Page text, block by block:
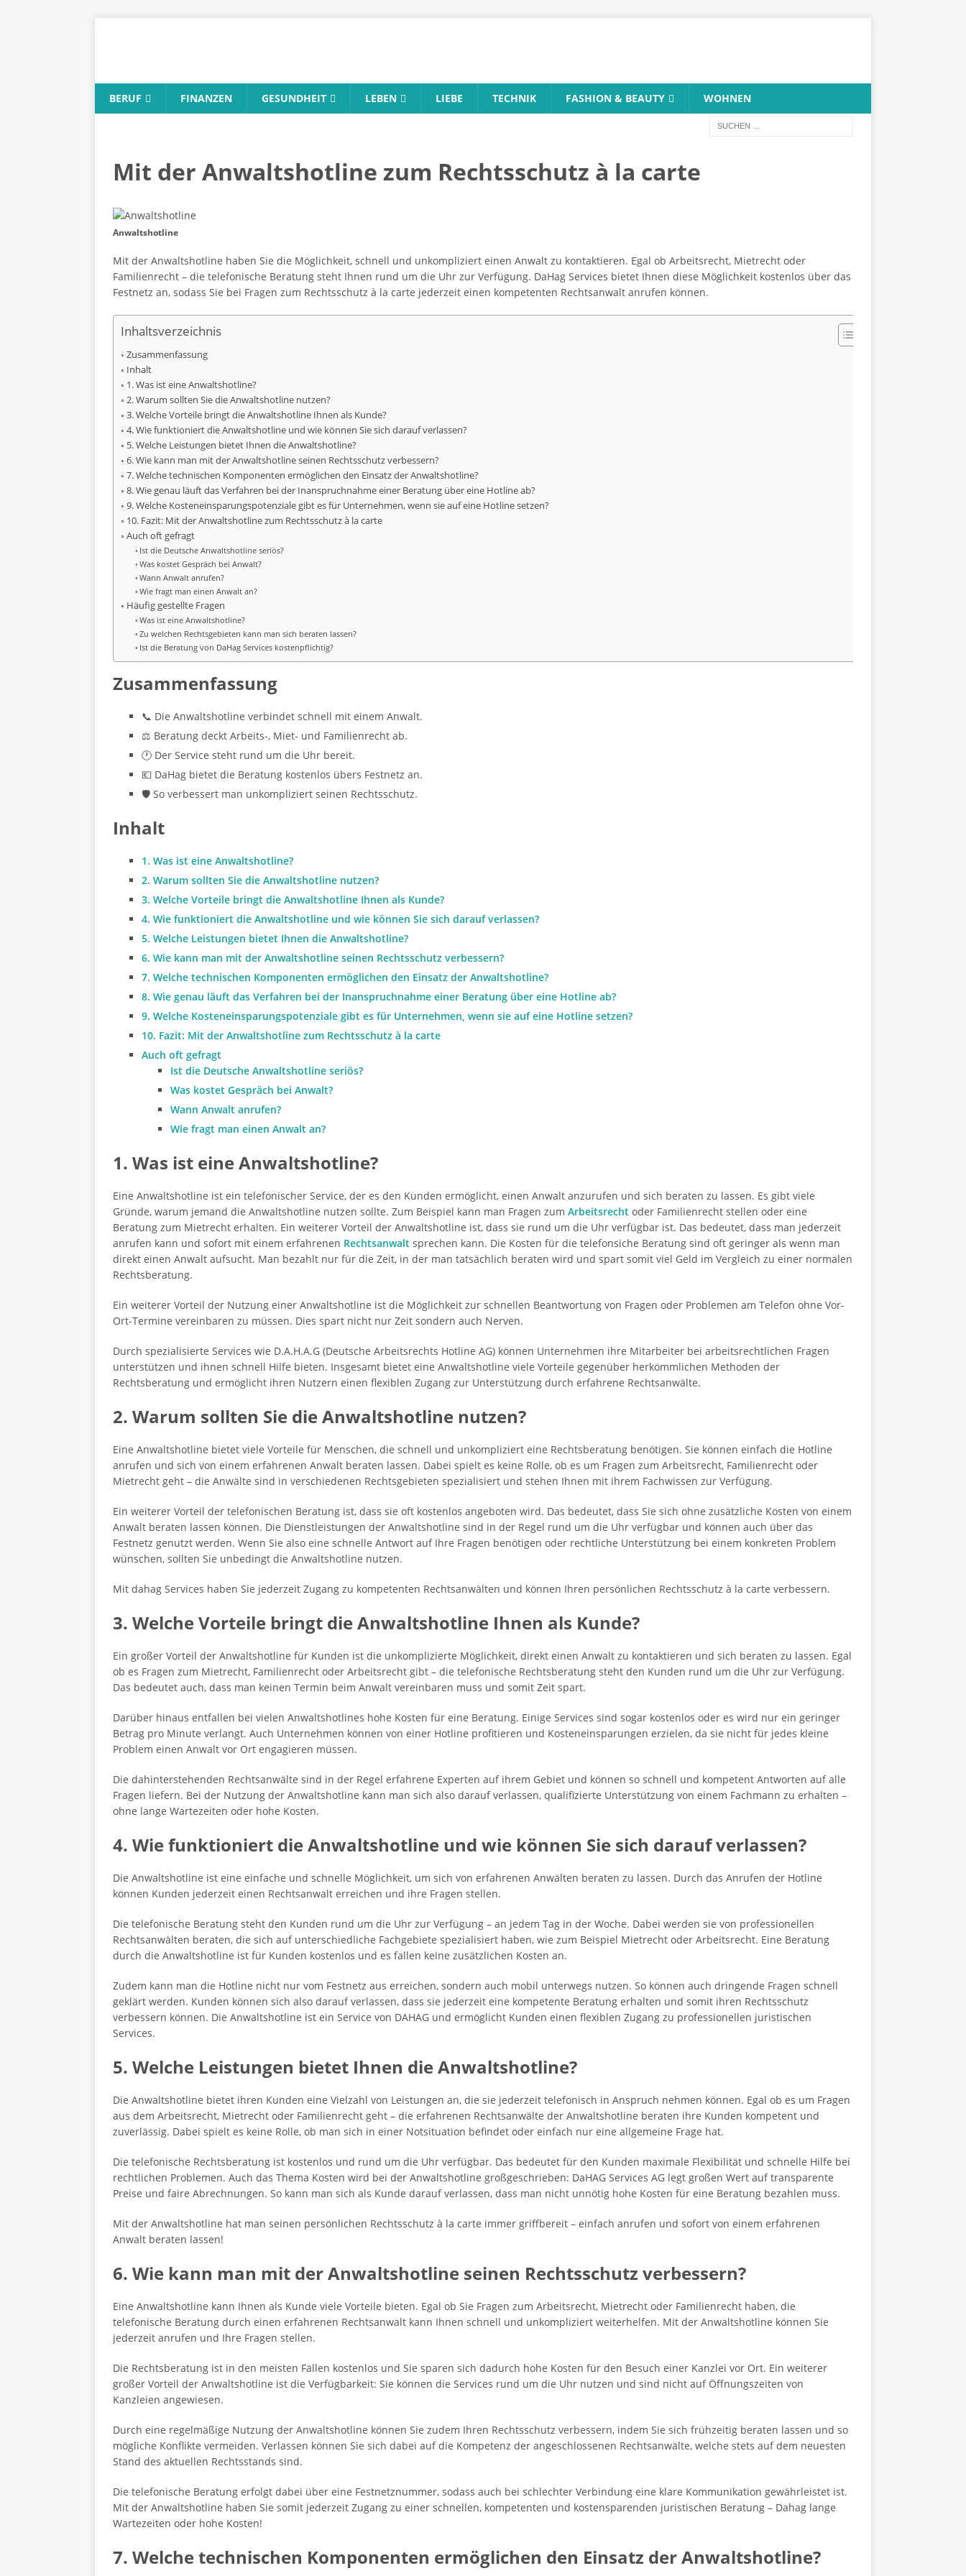
BERUF FINANZEN GESUNDHEIT LEBEN LIEBE TECHNIK FASHION & BEAUTY WOHNEN
Mit der Anwaltshotline zum Rechtsschutz à la carte
Anwaltshotline
Mit der Anwaltshotline haben Sie die Möglichkeit, schnell und unkompliziert einen Anwalt zu kontaktieren. Egal ob Arbeitsrecht, Mietrecht oder
Familienrecht – die telefonische Beratung steht Ihnen rund um die Uhr zur Verfügung. DaHag Services bietet Ihnen diese Möglichkeit kostenlos über das
Festnetz an, sodass Sie bei Fragen zum Rechtsschutz à la carte jederzeit einen kompetenten Rechtsanwalt anrufen können.
Inhaltsverzeichnis
Zusammenfassung
Inhalt
1. Was ist eine Anwaltshotline?
2. Warum sollten Sie die Anwaltshotline nutzen?
3. Welche Vorteile bringt die Anwaltshotline Ihnen als Kunde?
4. Wie funktioniert die Anwaltshotline und wie können Sie sich darauf verlassen?
5. Welche Leistungen bietet Ihnen die Anwaltshotline?
6. Wie kann man mit der Anwaltshotline seinen Rechtsschutz verbessern?
7. Welche technischen Komponenten ermöglichen den Einsatz der Anwaltshotline?
8. Wie genau läuft das Verfahren bei der Inanspruchnahme einer Beratung über eine Hotline ab?
9. Welche Kosteneinsparungspotenziale gibt es für Unternehmen, wenn sie auf eine Hotline setzen?
10. Fazit: Mit der Anwaltshotline zum Rechtsschutz à la carte
Auch oft gefragt
Ist die Deutsche Anwaltshotline seriös?
Was kostet Gespräch bei Anwalt?
Wann Anwalt anrufen?
Wie fragt man einen Anwalt an?
Häufig gestellte Fragen
Was ist eine Anwaltshotline?
Zu welchen Rechtsgebieten kann man sich beraten lassen?
Ist die Beratung von DaHag Services kostenpflichtig?
Zusammenfassung
📞 Die Anwaltshotline verbindet schnell mit einem Anwalt.
⚖️ Beratung deckt Arbeits-, Miet- und Familienrecht ab.
🕐 Der Service steht rund um die Uhr bereit.
💶 DaHag bietet die Beratung kostenlos übers Festnetz an.
🛡️ So verbessert man unkompliziert seinen Rechtsschutz.
Inhalt
1. Was ist eine Anwaltshotline?
2. Warum sollten Sie die Anwaltshotline nutzen?
3. Welche Vorteile bringt die Anwaltshotline Ihnen als Kunde?
4. Wie funktioniert die Anwaltshotline und wie können Sie sich darauf verlassen?
5. Welche Leistungen bietet Ihnen die Anwaltshotline?
6. Wie kann man mit der Anwaltshotline seinen Rechtsschutz verbessern?
7. Welche technischen Komponenten ermöglichen den Einsatz der Anwaltshotline?
8. Wie genau läuft das Verfahren bei der Inanspruchnahme einer Beratung über eine Hotline ab?
9. Welche Kosteneinsparungspotenziale gibt es für Unternehmen, wenn sie auf eine Hotline setzen?
10. Fazit: Mit der Anwaltshotline zum Rechtsschutz à la carte
Auch oft gefragt
Ist die Deutsche Anwaltshotline seriös?
Was kostet Gespräch bei Anwalt?
Wann Anwalt anrufen?
Wie fragt man einen Anwalt an?
1. Was ist eine Anwaltshotline?
Eine Anwaltshotline ist ein telefonischer Service, der es den Kunden ermöglicht, einen Anwalt anzurufen und sich beraten zu lassen. Es gibt viele
Gründe, warum jemand die Anwaltshotline nutzen sollte. Zum Beispiel kann man Fragen zum Arbeitsrecht oder Familienrecht stellen oder eine
Beratung zum Mietrecht erhalten. Ein weiterer Vorteil der Anwaltshotline ist, dass sie rund um die Uhr verfügbar ist. Das bedeutet, dass man jederzeit
anrufen kann und sofort mit einem erfahrenen Rechtsanwalt sprechen kann. Die Kosten für die telefonsiche Beratung sind oft geringer als wenn man
direkt einen Anwalt aufsucht. Man bezahlt nur für die Zeit, in der man tatsächlich beraten wird und spart somit viel Geld im Vergleich zu einer normalen
Rechtsberatung.
Ein weiterer Vorteil der Nutzung einer Anwaltshotline ist die Möglichkeit zur schnellen Beantwortung von Fragen oder Problemen am Telefon ohne Vor-
Ort-Termine vereinbaren zu müssen. Dies spart nicht nur Zeit sondern auch Nerven.
Durch spezialisierte Services wie D.A.H.A.G (Deutsche Arbeitsrechts Hotline AG) können Unternehmen ihre Mitarbeiter bei arbeitsrechtlichen Fragen
unterstützen und ihnen schnell Hilfe bieten. Insgesamt bietet eine Anwaltshotline viele Vorteile gegenüber herkömmlichen Methoden der
Rechtsberatung und ermöglicht ihren Nutzern einen flexiblen Zugang zur Unterstützung durch erfahrene Rechtsanwälte.
2. Warum sollten Sie die Anwaltshotline nutzen?
Eine Anwaltshotline bietet viele Vorteile für Menschen, die schnell und unkompliziert eine Rechtsberatung benötigen. Sie können einfach die Hotline
anrufen und sich von einem erfahrenen Anwalt beraten lassen. Dabei spielt es keine Rolle, ob es um Fragen zum Arbeitsrecht, Familienrecht oder
Mietrecht geht – die Anwälte sind in verschiedenen Rechtsgebieten spezialisiert und stehen Ihnen mit ihrem Fachwissen zur Verfügung.
Ein weiterer Vorteil der telefonischen Beratung ist, dass sie oft kostenlos angeboten wird. Das bedeutet, dass Sie sich ohne zusätzliche Kosten von einem
Anwalt beraten lassen können. Die Dienstleistungen der Anwaltshotline sind in der Regel rund um die Uhr verfügbar und können auch über das
Festnetz genutzt werden. Wenn Sie also eine schnelle Antwort auf Ihre Fragen benötigen oder rechtliche Unterstützung bei einem konkreten Problem
wünschen, sollten Sie unbedingt die Anwaltshotline nutzen.
Mit dahag Services haben Sie jederzeit Zugang zu kompetenten Rechtsanwälten und können Ihren persönlichen Rechtsschutz à la carte verbessern.
3. Welche Vorteile bringt die Anwaltshotline Ihnen als Kunde?
Ein großer Vorteil der Anwaltshotline für Kunden ist die unkomplizierte Möglichkeit, direkt einen Anwalt zu kontaktieren und sich beraten zu lassen. Egal
ob es Fragen zum Mietrecht, Familienrecht oder Arbeitsrecht gibt – die telefonische Rechtsberatung steht den Kunden rund um die Uhr zur Verfügung.
Das bedeutet auch, dass man keinen Termin beim Anwalt vereinbaren muss und somit Zeit spart.
Darüber hinaus entfallen bei vielen Anwaltshotlines hohe Kosten für eine Beratung. Einige Services sind sogar kostenlos oder es wird nur ein geringer
Betrag pro Minute verlangt. Auch Unternehmen können von einer Hotline profitieren und Kosteneinsparungen erzielen, da sie nicht für jedes kleine
Problem einen Anwalt vor Ort engagieren müssen.
Die dahinterstehenden Rechtsanwälte sind in der Regel erfahrene Experten auf ihrem Gebiet und können so schnell und kompetent Antworten auf alle
Fragen liefern. Bei der Nutzung der Anwaltshotline kann man sich also darauf verlassen, qualifizierte Unterstützung von einem Fachmann zu erhalten –
ohne lange Wartezeiten oder hohe Kosten.
4. Wie funktioniert die Anwaltshotline und wie können Sie sich darauf verlassen?
Die Anwaltshotline ist eine einfache und schnelle Möglichkeit, um sich von erfahrenen Anwälten beraten zu lassen. Durch das Anrufen der Hotline
können Kunden jederzeit einen Rechtsanwalt erreichen und ihre Fragen stellen.
Die telefonische Beratung steht den Kunden rund um die Uhr zur Verfügung – an jedem Tag in der Woche. Dabei werden sie von professionellen
Rechtsanwälten beraten, die sich auf unterschiedliche Fachgebiete spezialisiert haben, wie zum Beispiel Mietrecht oder Arbeitsrecht. Eine Beratung
durch die Anwaltshotline ist für Kunden kostenlos und es fallen keine zusätzlichen Kosten an.
Zudem kann man die Hotline nicht nur vom Festnetz aus erreichen, sondern auch mobil unterwegs nutzen. So können auch dringende Fragen schnell
geklärt werden. Kunden können sich also darauf verlassen, dass sie jederzeit eine kompetente Beratung erhalten und somit ihren Rechtsschutz
verbessern können. Die Anwaltshotline ist ein Service von DAHAG und ermöglicht Kunden einen flexiblen Zugang zu professionellen juristischen
Services.
5. Welche Leistungen bietet Ihnen die Anwaltshotline?
Die Anwaltshotline bietet ihren Kunden eine Vielzahl von Leistungen an, die sie jederzeit telefonisch in Anspruch nehmen können. Egal ob es um Fragen
aus dem Arbeitsrecht, Mietrecht oder Familienrecht geht – die erfahrenen Rechtsanwälte der Anwaltshotline beraten ihre Kunden kompetent und
zuverlässig. Dabei spielt es keine Rolle, ob man sich in einer Notsituation befindet oder einfach nur eine allgemeine Frage hat.
Die telefonische Rechtsberatung ist kostenlos und rund um die Uhr verfügbar. Das bedeutet für den Kunden maximale Flexibilität und schnelle Hilfe bei
rechtlichen Problemen. Auch das Thema Kosten wird bei der Anwaltshotline großgeschrieben: DaHAG Services AG legt großen Wert auf transparente
Preise und faire Abrechnungen. So kann man sich als Kunde darauf verlassen, dass man nicht unnötig hohe Kosten für eine Beratung bezahlen muss.
Mit der Anwaltshotline hat man seinen persönlichen Rechtsschutz à la carte immer griffbereit – einfach anrufen und sofort von einem erfahrenen
Anwalt beraten lassen!
6. Wie kann man mit der Anwaltshotline seinen Rechtsschutz verbessern?
Eine Anwaltshotline kann Ihnen als Kunde viele Vorteile bieten. Egal ob Sie Fragen zum Arbeitsrecht, Mietrecht oder Familienrecht haben, die
telefonische Beratung durch einen erfahrenen Rechtsanwalt kann Ihnen schnell und unkompliziert weiterhelfen. Mit der Anwaltshotline können Sie
jederzeit anrufen und Ihre Fragen stellen.
Die Rechtsberatung ist in den meisten Fällen kostenlos und Sie sparen sich dadurch hohe Kosten für den Besuch einer Kanzlei vor Ort. Ein weiterer
großer Vorteil der Anwaltshotline ist die Verfügbarkeit: Sie können die Services rund um die Uhr nutzen und sind nicht auf Öffnungszeiten von
Kanzleien angewiesen.
Durch eine regelmäßige Nutzung der Anwaltshotline können Sie zudem Ihren Rechtsschutz verbessern, indem Sie sich frühzeitig beraten lassen und so
mögliche Konflikte vermeiden. Verlassen können Sie sich dabei auf die Kompetenz der angeschlossenen Rechtsanwälte, welche stets auf dem neuesten
Stand des aktuellen Rechtsstands sind.
Die telefonische Beratung erfolgt dabei über eine Festnetznummer, sodass auch bei schlechter Verbindung eine klare Kommunikation gewährleistet ist.
Mit der Anwaltshotline haben Sie somit jederzeit Zugang zu einer schnellen, kompetenten und kostensparenden juristischen Beratung – Dahag lange
Wartezeiten oder hohe Kosten!
7. Welche technischen Komponenten ermöglichen den Einsatz der Anwaltshotline?